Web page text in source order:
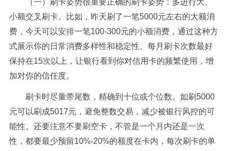
（一）刷卡姿势很重要正确的刷卡姿势：多进行大、
小额交叉刷卡。比如，昨天刷了一笔5000元左右的大额消
费，今天可以安排一笔100-300元的小额消费，通过这种方
式展示你的日常消费多样性和稳定性。每月刷卡次数最好
保持在15次以上，让银行看到你对信用卡的频繁使用，增
加对你的信任度。
刷卡时尽量带尾数，精确到十位或个位数。如刷5000
元可以刷成5017元，避免整数交易，减少被银行风控的可
能性。还要注意不要刷空卡，不管是一个月内还是一次
性，都要最少预留10%-20%的额度在卡内，每次刷卡的单